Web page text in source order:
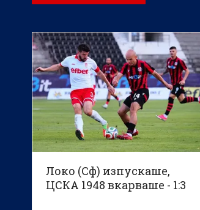
Локо (Сф) изпускаше,
ЦСКА 1948 вкарваше - 1:3